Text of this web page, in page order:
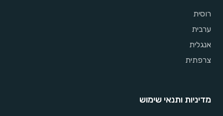
רוסית
ערבית
אנגלית
צרפתית
מדיניות ותנאי שימוש